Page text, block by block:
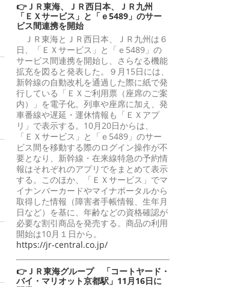
👉ＪＲ東海、ＪＲ西日本、ＪＲ九州
「ＥＸサービス」と「ｅ5489」のサー
ビス間連携を開始
ＪＲ東海とＪＲ西日本、ＪＲ九州は６
日、「ＥＸサービス」と「ｅ5489」の
サービス間連携を開始し、さらなる機能
拡充を図ると発表した。９月15日には、
新幹線の自動改札を通過した際に紙で発
行している「ＥＸご利用票（座席のご案
内）」を電子化。列車や座席に加え、発
車番線や遅延・運休情報も「ＥＸアプ
リ」で表示する。10月20日からは、
「ＥＸサービス」と「ｅ5489」のサー
ビス間を移動する際のログイン操作が不
要となり、新幹線・在来線特急の予約情
報はそれぞれのアプリでをまとめて表示
する。このほか、「ＥＸサービス」でマ
イナンバーカードやマイナポータルから
取得した情報（障害者手帳情報、生年月
日など）を基に、年齢などの資格確認が
必要な割引商品を発売する。商品の利用
開始は10月１日から。
https://jr-central.co.jp/
👉ＪＲ東海グループ 「コートヤード・
バイ・マリオット京都駅」11月16日に